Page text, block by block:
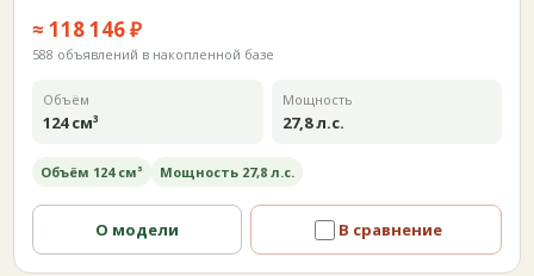
≈ 118 146 ₽
588 объявлений в накопленной базе
Объём
124 см³
Мощность
27,8 л.с.
Объём 124 см³ Мощность 27,8 л.с.
О модели В сравнение